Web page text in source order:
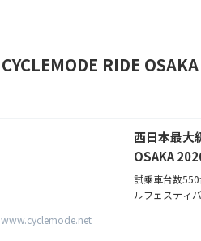
CYCLEMODE RIDE
西日本最大
OSAKA
試乗車台数
ルフェスティバ
www.cyclemode.net